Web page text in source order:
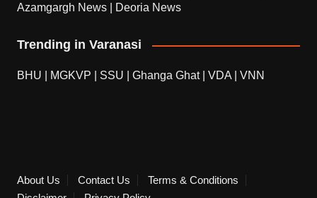
Azamgargh News
Deoria News
Trending in Varanasi
BHU MGKVP SSU Ghanga Ghat| VDA VNN
About Us Contact Us
Terms & Conditions